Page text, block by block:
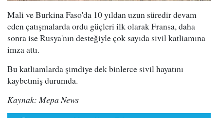
Mali ve Burkina Faso'da 10 yıldan uzun süredir devam
eden çatışmalarda ordu güçleri ilk olarak Fransa, daha
sonra ise Rusya'nın desteğiyle çok sayıda sivil katliamına
imza attı.
Bu katliamlarda şimdiye dek binlerce sivil hayatını
kaybetmiş durumda.
Kaynak: Mepa News